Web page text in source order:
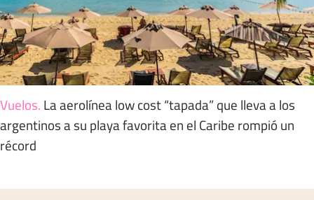
Vuelos. La aerolínea low cost “tapada” que lleva a los
argentinos a su playa favorita en el Caribe rompió un
récord